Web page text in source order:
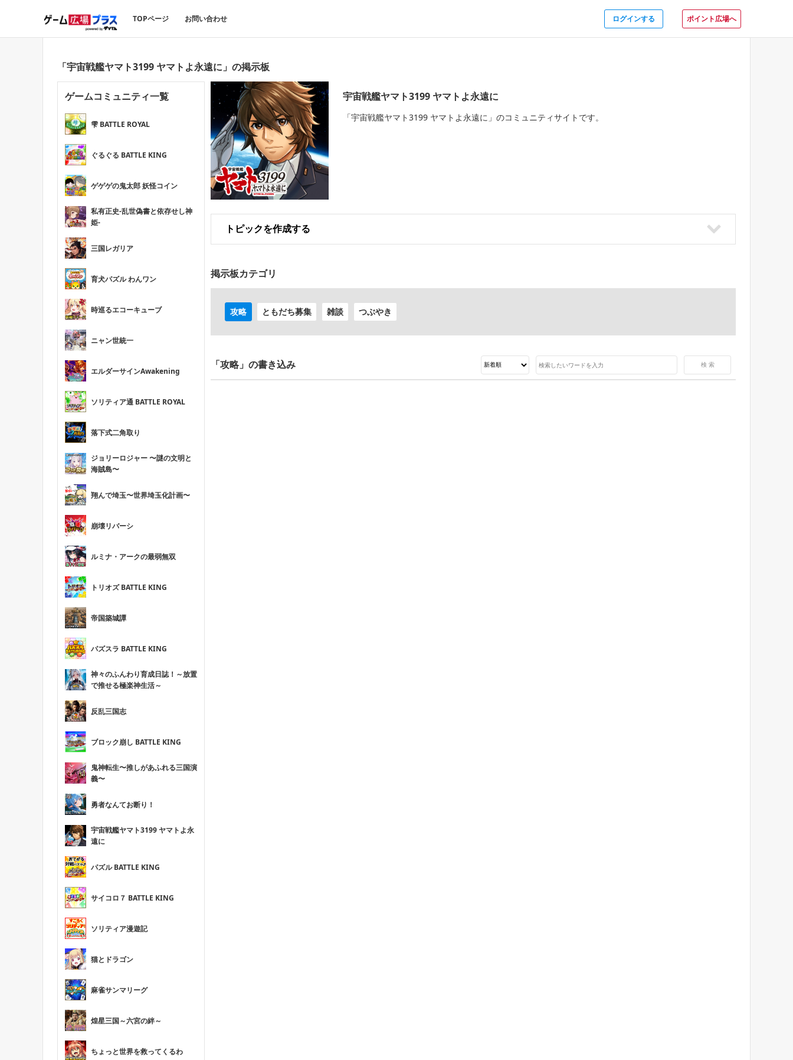
TOPページ お問い合わせ ログインする ポイント広場へ
「宇宙戦艦ヤマト3199 ヤマトよ永遠に」の掲示板
ゲームコミュニティ一覧
雫 BATTLE ROYAL
ぐるぐる BATTLE KING
ゲゲゲの鬼太郎 妖怪コイン
私有正史-乱世偽書と依存せし神
姫-
三国レガリア
育犬パズル わんワン
時巡るエコーキューブ
ニャン世統一
エルダーサインAwakening
ソリティア通 BATTLE ROYAL
落下式二角取り
ジョリーロジャー 〜謎の文明と
海賊島〜
翔んで埼玉〜世界埼玉化計画〜
崩壊リバーシ
ルミナ・アークの最弱無双
トリオズ BATTLE KING
帝国築城譚
パズスラ BATTLE KING
神々のふんわり育成日誌！～放置
で推せる極楽神生活～
反乱三国志
ブロック崩し BATTLE KING
鬼神転生〜推しがあふれる三国演
義〜
勇者なんてお断り！
宇宙戦艦ヤマト3199 ヤマトよ永
遠に
パズル BATTLE KING
サイコロ７ BATTLE KING
ソリティア漫遊記
猫とドラゴン
麻雀サンマリーグ
煌星三国～六宮の絆～
ちょっと世界を救ってくるわ
宇宙戦艦ヤマト3199 ヤマトよ永遠に
「宇宙戦艦ヤマト3199 ヤマトよ永遠に」のコミュニティサイトです。
トピックを作成する
掲示板カテゴリ
攻略 ともだち募集 雑談 つぶやき
「攻略」の書き込み